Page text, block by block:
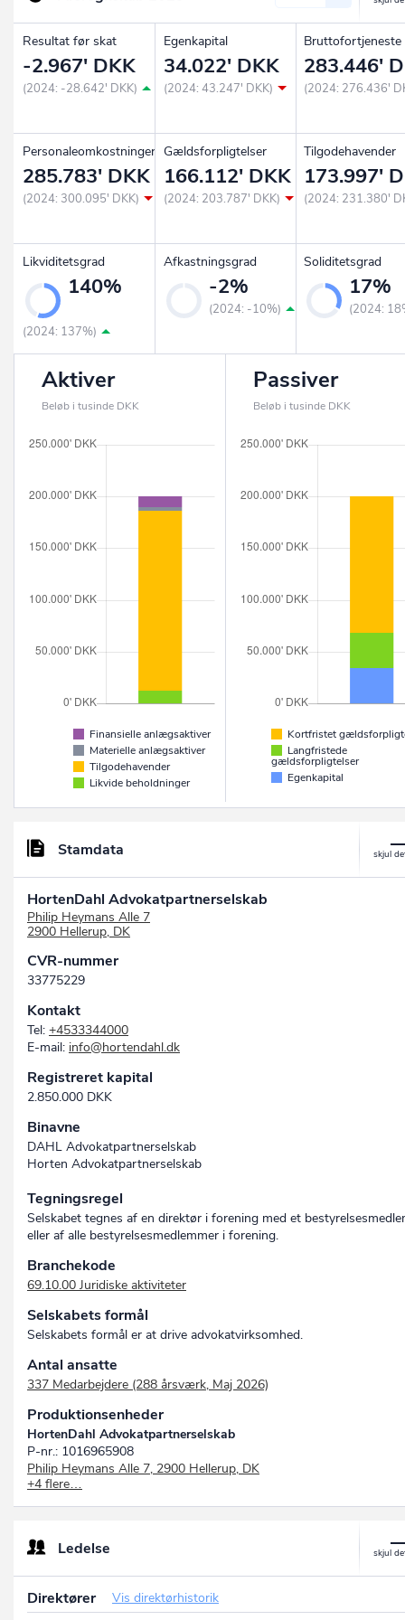
Resultat før skat
-2.967' DKK
(2024: -28.642' DKK)
Egenkapital
34.022' DKK
(2024: 43.247' DKK)
Bruttofortjeneste
283.446'
(2024: 276.436'
Personaleomkostninger
285.783' DKK
(2024: 300.095' DKK)
Gældsforpligtelser
166.112' DKK
(2024: 203.787' DKK)
Tilgodehavender
173.997'
(2024: 231.380'
Likviditetsgrad
140%
(2024: 137%)
Afkastningsgrad
-2%
(2024: -10%)
Soliditetsgrad
17%
(2024:
Aktiver
Beløb i tusinde DKK
Finansielle anlægsaktiver
Materielle anlægsaktiver
Tilgodehavender
Likvide beholdninger
Passiver
Beløb i tusinde DKK
Kortfristet
Langfristede
gældsforpligtelser
Egenkapital
Stamdata
HortenDahl Advokatpartnerselskab
Philip Heymans Alle 7
2900 Hellerup, DK
CVR-nummer
33775229
Kontakt
Tel: +4533344000
E-mail: info@hortendahl.dk
Registreret kapital
2.850.000 DKK
Binavne
DAHL Advokatpartnerselskab
Horten Advokatpartnerselskab
Tegningsregel
Selskabet tegnes af en direktør i forening med et
eller af alle bestyrelsesmedlemmer i forening.
Branchekode
69.10.00 Juridiske aktiviteter
Selskabets formål
Selskabets formål er at drive advokatvirksomhed.
Antal ansatte
337 Medarbejdere (288 årsværk, Maj 2026)
Produktionsenheder
HortenDahl Advokatpartnerselskab
P-nr.: 1016965908
Philip Heymans Alle 7, 2900 Hellerup, DK
HortenDahl Advokatpartnerselskab
P-nr.: 1024469944
HortenDahl Advokatpartnerselskab
P-nr.: 1032310628
Lundborgvej 18, 8800 Viborg, DK
HortenDahl Advokatpartnerselskab
P-nr.: 1024254158
+4 flere…
Ledelse
Direktører Vis direktørhistorik